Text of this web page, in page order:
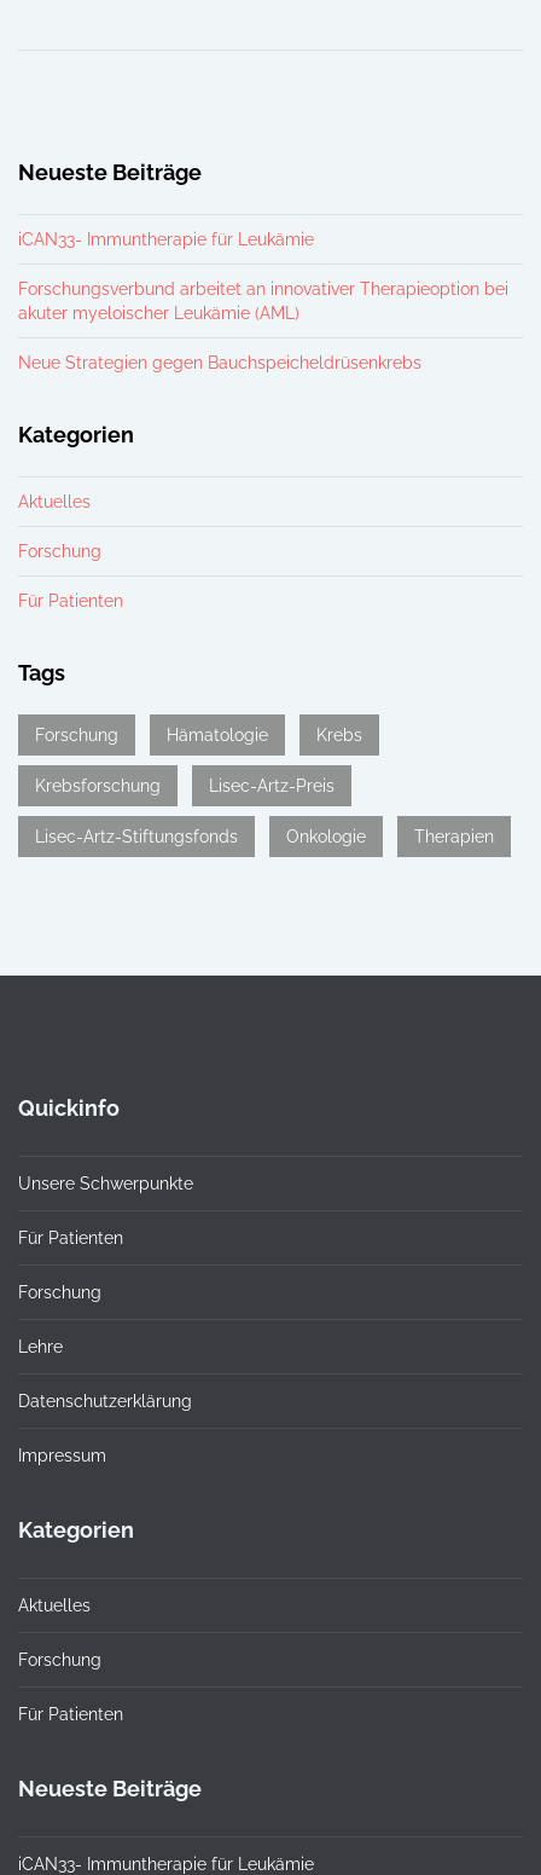
Neueste Beiträge
iCAN33- Immuntherapie für Leukämie
Forschungsverbund arbeitet an innovativer Therapieoption bei
akuter myeloischer Leukämie (AML)
Neue Strategien gegen Bauchspeicheldrüsenkrebs
Kategorien
Aktuelles
Forschung
Für Patienten
Tags
Forschung Hämatologie Krebs
Krebsforschung Lisec-Artz-Preis
Lisec-Artz-Stiftungsfonds Onkologie Therapien
Quickinfo
Unsere Schwerpunkte
Für Patienten
Forschung
Lehre
Datenschutzerklärung
Impressum
Kategorien
Aktuelles
Forschung
Für Patienten
Neueste Beiträge
iCAN33- Immuntherapie für Leukämie